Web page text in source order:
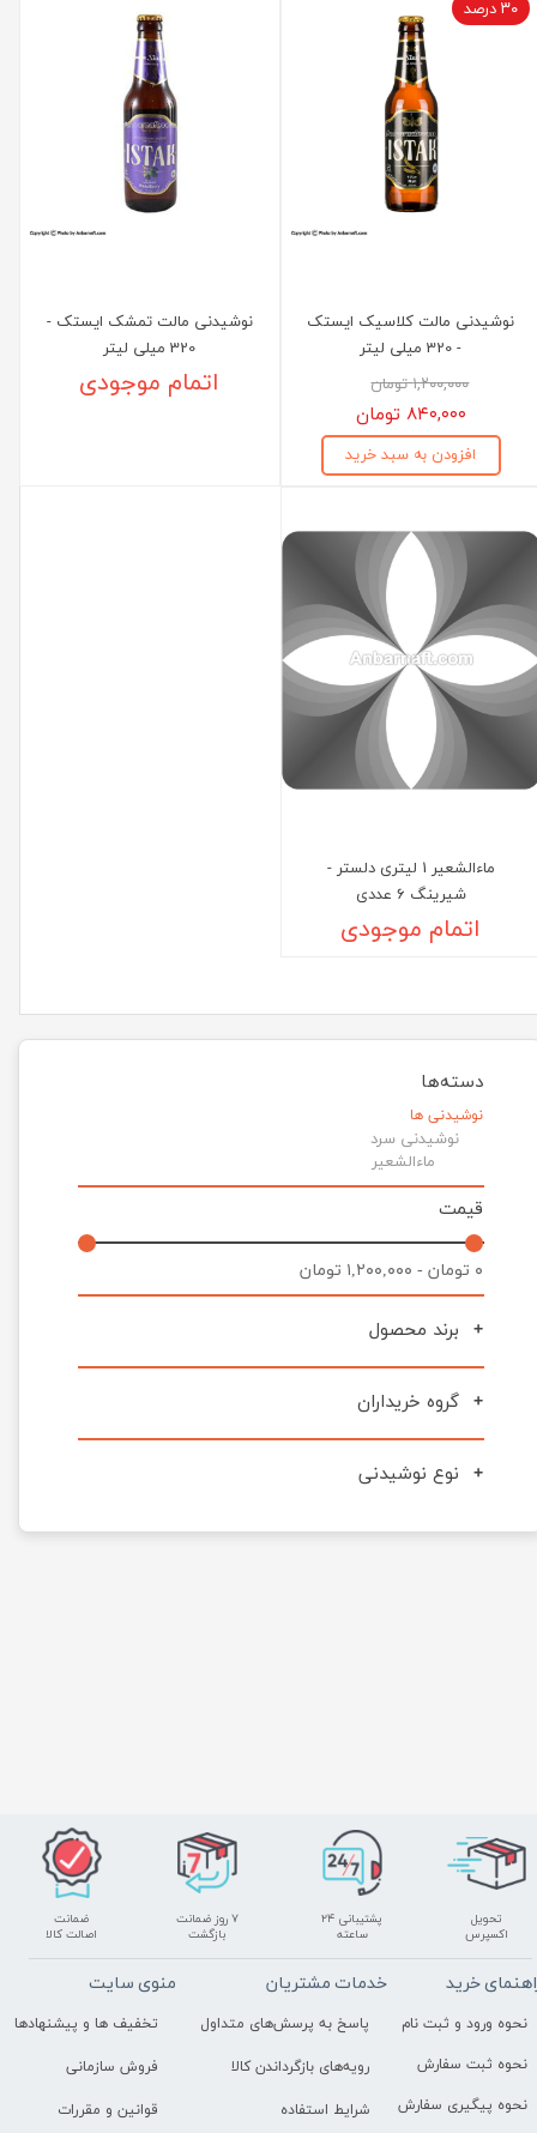
دسته‌ها
نوشیدنی ها
نوشیدنی سرد
ماءالشعیر
قیمت
۰ تومان - ۱,۲۰۰,۰۰۰ تومان
برند محصول
گروه خریداران
نوع نوشیدنی
نوشیدنی مالت کلاسیک ایستک
- 320 میلی لیتر
۱,۲۰۰,۰۰۰ تومان
۸۴۰,۰۰۰ تومان
افزودن به سبد خرید
۳۰ درصد
نوشیدنی مالت تمشک ایستک -
320 میلی لیتر
اتمام موجودی
ماءالشعیر 1 لیتری دلستر -
شیرینگ 6 عددی
اتمام موجودی
تحویل
اکسپرس
پشتیبانی ۲۴
ساعته
۷ روز ضمانت
بازگشت
ضمانت
اصالت کالا
خرید
نحوه ورود و ثبت نام
نحوه ثبت سفارش
نحوه پیگیری سفارش
خدمات مشتریان
پاسخ به پرسش‌های متداول
رویه‌های بازگرداندن کالا
شرایط استفاده
منوی سایت
تخفیف ها و پیشنهادها
فروش سازمانی
قوانین و مقررات